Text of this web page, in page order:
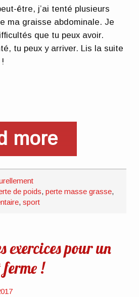
être, j’ai tenté plusieurs
ma graisse abdominale. Je
que tu peux avoir.
tu peux y arriver. Lis la suite
more
de poids,perte masse grasse,
,sport
exercices pour un
!